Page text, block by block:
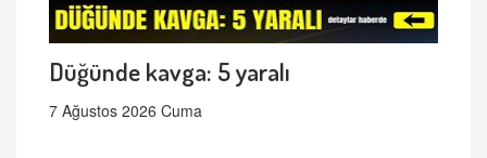
Düğünde kavga: 5 yaralı
7 Ağustos 2026 Cuma